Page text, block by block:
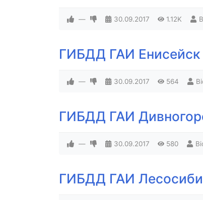
— 30.09.2017 1.12K
ГИБДД ГАИ Енисейск
— 30.09.2017 564
ГИБДД ГАИ
— 30.09.2017 580
ГИБДД ГАИ